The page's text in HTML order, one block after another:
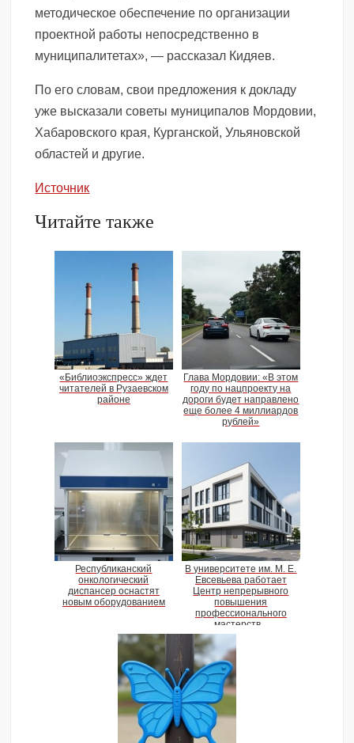
методическое обеспечение по организации
проектной работы непосредственно в
муниципалитетах», — рассказал Кидяев.
По его словам, свои предложения к докладу
уже высказали советы муниципалов Мордовии,
Хабаровского края, Курганской, Ульяновской
областей и другие.
Источник
Читайте также
«Библиоэкспресс» ждет
читателей в Рузаевском
районе
Глава Мордовии: «В этом
году по нацпроекту на
дороги будет направлено
еще более 4 миллиардов
рублей»
Республиканский
онкологический
диспансер оснастят
новым оборудованием
В университете им. М. Е.
Евсевьева работает
Центр непрерывного
повышения
профессионального
мастерств...